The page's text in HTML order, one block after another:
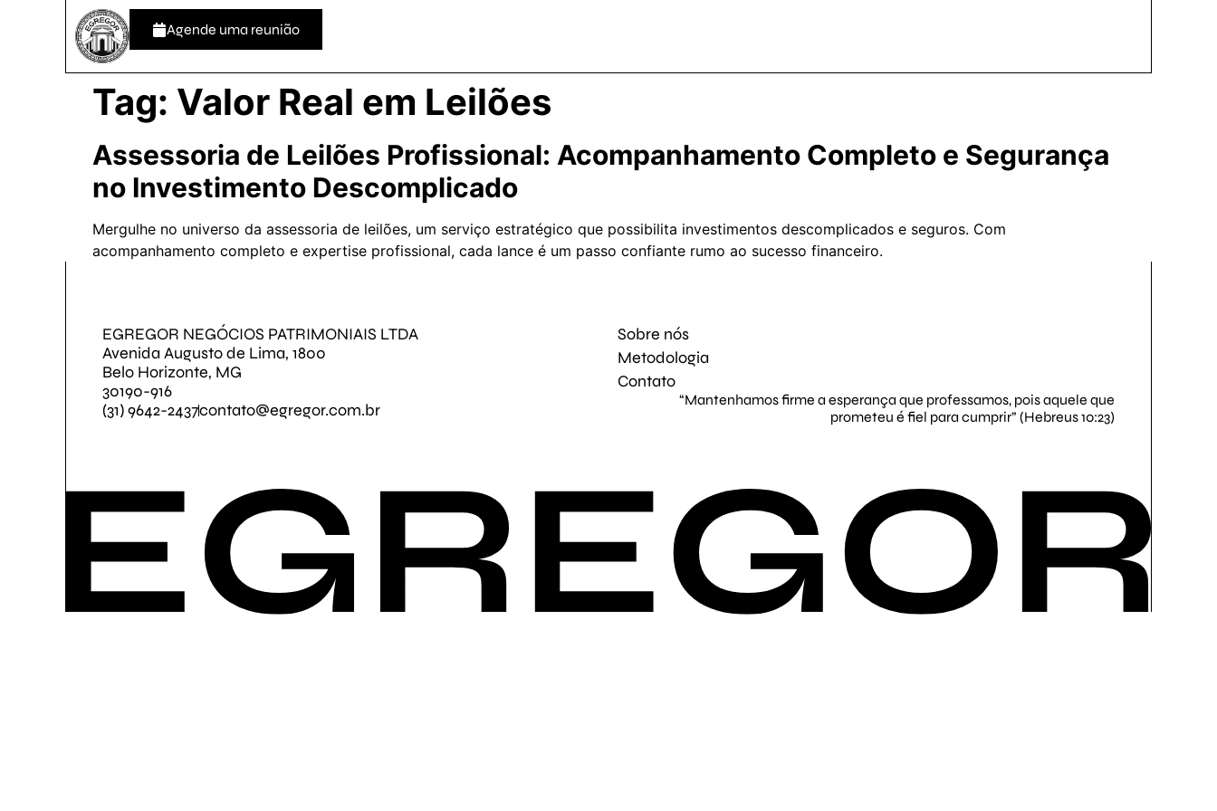
Agende uma reunião
Tag: Valor Real em Leilões
Assessoria de Leilões Profissional: Acompanhamento Completo e Segurança
no Investimento Descomplicado
Mergulhe no universo da assessoria de leilões, um serviço estratégico que possibilita investimentos descomplicados e seguros. Com
acompanhamento completo e expertise profissional, cada lance é um passo confiante rumo ao sucesso financeiro.
EGREGOR NEGÓCIOS PATRIMONIAIS LTDA
Avenida Augusto de Lima, 1800
Belo Horizonte, MG
30190-916
(31) 9642-2437contato@egregor.com.br
Sobre nós
Metodologia
Contato
“Mantenhamos firme a esperança que professamos, pois aquele que
prometeu é fiel para cumprir” (Hebreus 10:23)